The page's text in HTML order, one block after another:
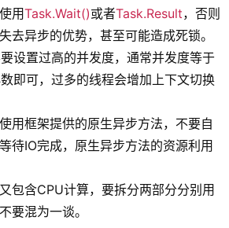
用Task.Wait()或者Task.Result，否则
去异步的优势，甚至可能造成死锁。
设置过高的并发度，通常并发度等于
即可，过多的线程会增加上下文切换
用框架提供的原生异步方法，不要自
待IO完成，原生异步方法的资源利用
包含CPU计算，要拆分两部分分别用
要混为一谈。